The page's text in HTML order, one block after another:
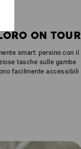
ON TOUR
smart: persino con il
tasche sulle gambe
facilmente accessibili